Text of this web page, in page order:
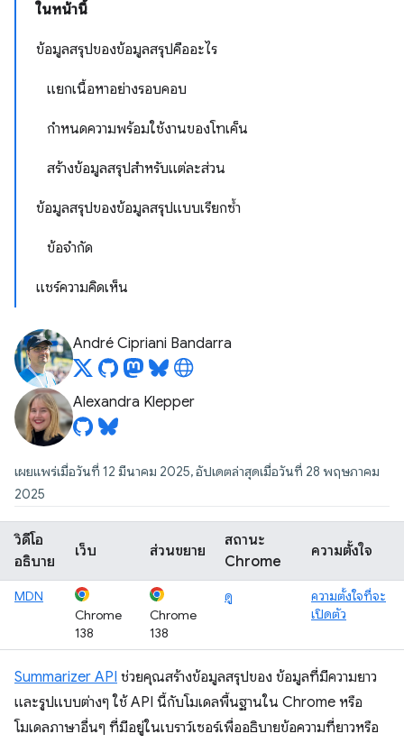
ในหน้านี้
ข้อมูลสรุปของข้อมูลสรุปคืออะไร
แยกเนื้อหาอย่างรอบคอบ
กำหนดความพร้อมใช้งานของโทเค็น
สร้างข้อมูลสรุปสำหรับแต่ละส่วน
ข้อมูลสรุปของข้อมูลสรุปแบบเรียกซ้ำ
ข้อจำกัด
แชร์ความคิดเห็น
André Cipriani Bandarra
Alexandra Klepper
เผยแพร่เมื่อวันที่ 12 มีนาคม 2025, อัปเดตล่าสุดเมื่อวันที่ 28 พฤษภาคม
2025
วิดีโอ
อธิบาย
เว็บ ส่วนขยาย
สถานะ
Chrome
ความตั้งใจ
MDN
Chrome
138
Chrome
138
ดู
ความตั้งใจที่จะ
เปิดตัว
Summarizer API ช่วยคุณสร้างข้อมูลสรุปของ ข้อมูลที่มีความยาว
และรูปแบบต่างๆ ใช้ API นี้กับโมเดลพื้นฐานใน Chrome หรือ
โมเดลภาษาอื่นๆ ที่มีอยู่ในเบราว์เซอร์เพื่ออธิบายข้อความที่ยาวหรือ